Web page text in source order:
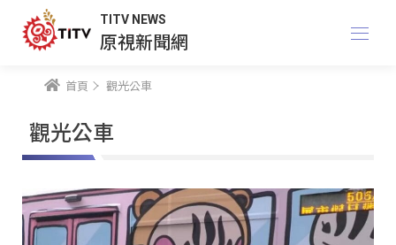
TITV NEWS
原視新聞網
首頁 觀光公車
觀光公車